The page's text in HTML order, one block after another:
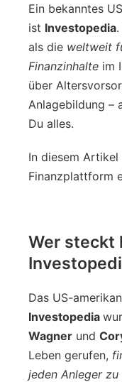
Ein bekanntes
ist Investopedia
als die weltweit
Finanzinhalte im
über
Anlagebildung –
Du alles.
In diesem
Finanzplattform
Wer steckt
Das US-
Investopedia
Wagner und
Leben gerufen,
jeden Anleger